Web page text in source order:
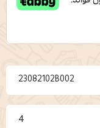
23082102B002
4